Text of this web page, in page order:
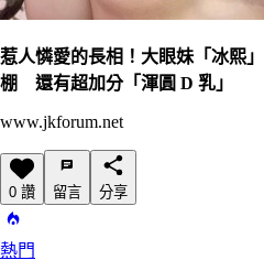
惹人憐愛的長相！大眼妹「冰熙
棚 還有超加分「渾圓 D 乳」
www.jkforum.net
0 讚 留言 分享
熱門